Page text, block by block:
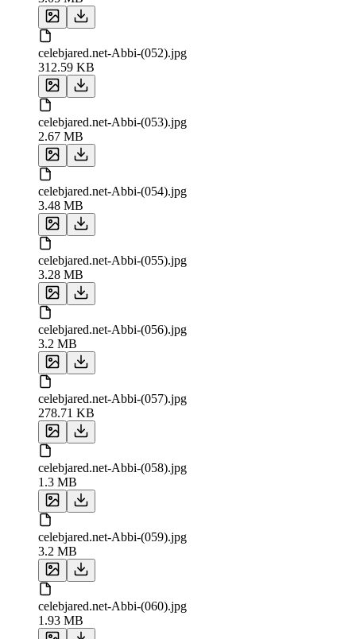
celebjared.net-Abbi-(052).jpg
312.59 KB
celebjared.net-Abbi-(053).jpg
2.67 MB
celebjared.net-Abbi-(054).jpg
3.48 MB
celebjared.net-Abbi-(055).jpg
3.28 MB
celebjared.net-Abbi-(056).jpg
3.2 MB
celebjared.net-Abbi-(057).jpg
278.71 KB
celebjared.net-Abbi-(058).jpg
1.3 MB
celebjared.net-Abbi-(059).jpg
3.2 MB
celebjared.net-Abbi-(060).jpg
1.93 MB